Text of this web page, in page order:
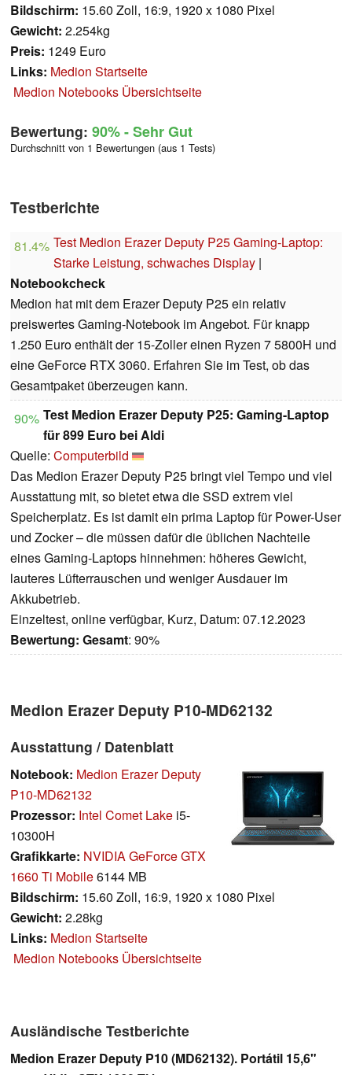
Bildschirm: 15.60 Zoll, 16:9, 1920 x 1080 Pixel
Gewicht: 2.254kg
Preis: 1249 Euro
Links: Medion Startseite
Medion Notebooks Übersichtseite
Bewertung: 90%- Sehr Gut
Durchschnitt von 1 Bewertungen (aus 1 Tests)
Testberichte
81.4% Test Medion Erazer Deputy P25 Gaming-Laptop:
Starke Leistung, schwaches Display |
Notebookcheck
Medion hat mit dem Erazer Deputy P25 ein relativ
preiswertes Gaming-Notebook im Angebot. Für knapp
1.250 Euro enthält der 15-Zoller einen Ryzen 7 5800H und
eine GeForce RTX 3060. Erfahren Sie im Test, ob das
Gesamtpaket überzeugen kann.
90% Test Medion Erazer Deputy P25: Gaming-Laptop
für 899 Euro bei Aldi
Quelle: Computerbild
Das Medion Erazer Deputy P25 bringt viel Tempo und viel
Ausstattung mit, so bietet etwa die SSD extrem viel
Speicherplatz. Es ist damit ein prima Laptop für Power-User
und Zocker – die müssen dafür die üblichen Nachteile
eines Gaming-Laptops hinnehmen: höheres Gewicht,
lauteres Lüfterrauschen und weniger Ausdauer im
Akkubetrieb.
Einzeltest, online verfügbar, Kurz, Datum: 07.12.2023
Bewertung: Gesamt: 90%
Medion Erazer Deputy P10-MD62132
Ausstattung / Datenblatt
Notebook: Medion Erazer Deputy
P10-MD62132
Prozessor: Intel Comet Lake i5-
10300H
Grafikkarte: NVIDIA GeForce GTX
1660 Ti Mobile6144 MB
Bildschirm: 15.60 Zoll, 16:9, 1920 x 1080 Pixel
Gewicht: 2.28kg
Links: Medion Startseite
Medion Notebooks Übersichtseite
Ausländische Testberichte
Medion Erazer Deputy P10 (MD62132). Portátil 15,6"